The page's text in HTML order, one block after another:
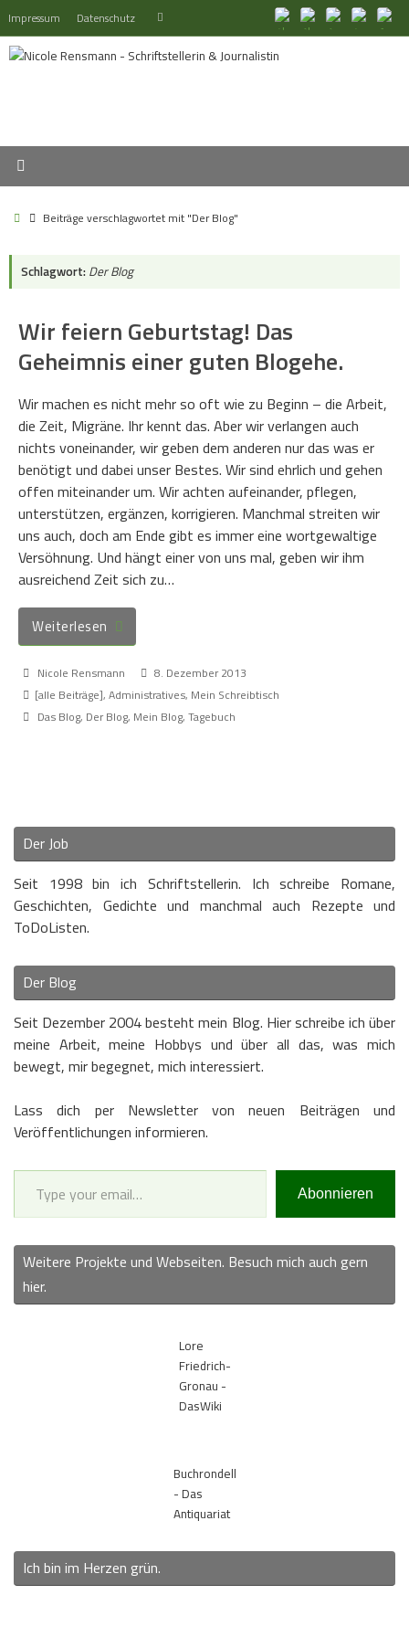
Inhalt
springen
Impressum Datenschutz Suchen
StartBeiträge verschlagwortet mit "Der Blog"
Schlagwort: Der Blog
Wir feiern Geburtstag! Das
Geheimnis einer guten Blogehe.
Wir machen es nicht mehr so oft wie zu Beginn – die Arbeit,
die Zeit, Migräne. Ihr kennt das. Aber wir verlangen auch
nichts voneinander, wir geben dem anderen nur das was er
benötigt und dabei unser Bestes. Wir sind ehrlich und gehen
offen miteinander um. Wir achten aufeinander, pflegen,
unterstützen, ergänzen, korrigieren. Manchmal streiten wir
uns auch, doch am Ende gibt es immer eine wortgewaltige
Versöhnung. Und hängt einer von uns mal, geben wir ihm
ausreichend Zeit sich zu…
Weiterlesen
Nicole Rensmann
8. Dezember 2013
[alle Beiträge], Administratives, Mein Schreibtisch
Das Blog, Der Blog, Mein Blog, Tagebuch
Der Job
Seit 1998 bin ich Schriftstellerin. Ich schreibe Romane,
Geschichten, Gedichte und manchmal auch Rezepte und
ToDoListen.
Der Blog
Seit Dezember 2004 besteht mein Blog. Hier schreibe ich über
meine Arbeit, meine Hobbys und über all das, was mich
bewegt, mir begegnet, mich interessiert.
Lass dich per Newsletter von neuen Beiträgen und
Veröffentlichungen informieren.
Type your email…
Abonnieren
Weitere Projekte und Webseiten. Besuch mich auch gern
hier.
Lore
Friedrich-
Gronau -
DasWiki
Buchrondell
- Das
Antiquariat
Ich bin im Herzen grün.